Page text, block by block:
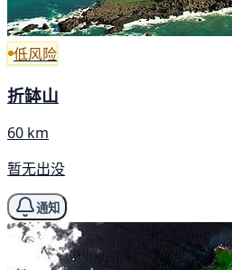
低风险
折缽山
60 km
暂无出没
通知